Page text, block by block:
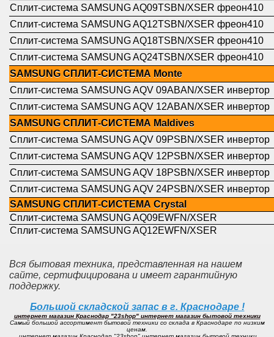
Сплит-система SAMSUNG AQ09TSBN/XSER фреон410
Сплит-система SAMSUNG AQ12TSBN/XSER фреон410
Сплит-система SAMSUNG AQ18TSBN/XSER фреон410
Сплит-система SAMSUNG AQ24TSBN/XSER фреон410
SAMSUNG СПЛИТ-СИСТЕМА Monte
Сплит-система SAMSUNG AQV 09ABAN/XSER инвертор
Сплит-система SAMSUNG AQV 12ABAN/XSER инвертор
SAMSUNG СПЛИТ-СИСТЕМА Maldives
Сплит-система SAMSUNG AQV 09PSBN/XSER инвертор
Сплит-система SAMSUNG AQV 12PSBN/XSER инвертор
Сплит-система SAMSUNG AQV 18PSBN/XSER инвертор
Сплит-система SAMSUNG AQV 24PSBN/XSER инвертор
SAMSUNG СПЛИТ-СИСТЕМА Crystal
Сплит-система SAMSUNG AQ09EWFN/XSER
Сплит-система SAMSUNG AQ12EWFN/XSER
Вся бытовая техника, представленная на нашем
сайте, сертифицирована и имеет гарантийную
поддержку.
Большой складской запас в г. Краснодаре !
интернет магазин Краснодар "23shop" интернет магазин бытовой техники
Самый большой ассортимент бытовой техники со склада в Краснодаре по низким
ценам.